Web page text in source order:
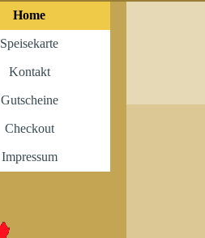
Home
Speisekarte
Kontakt
Gutscheine
Checkout
Impressum